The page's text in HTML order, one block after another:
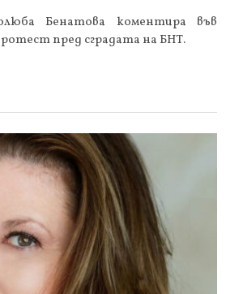
Бенатова коментира във
пред сградата на БНТ.